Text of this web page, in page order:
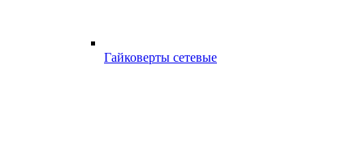
Гайковерты сетевые